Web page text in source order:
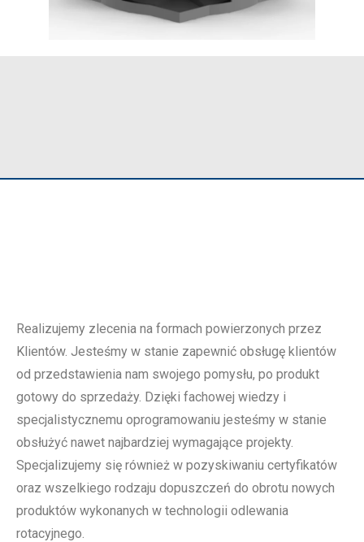
Realizujemy zlecenia na formach powierzonych przez
Klientów. Jesteśmy w stanie zapewnić obsługę klientów
od przedstawienia nam swojego pomysłu, po produkt
gotowy do sprzedaży. Dzięki fachowej wiedzy i
specjalistycznemu oprogramowaniu jesteśmy w stanie
obsłużyć nawet najbardziej wymagające projekty.
Specjalizujemy się również w pozyskiwaniu certyfikatów
oraz wszelkiego rodzaju dopuszczeń do obrotu nowych
produktów wykonanych w technologii odlewania
rotacyjnego.